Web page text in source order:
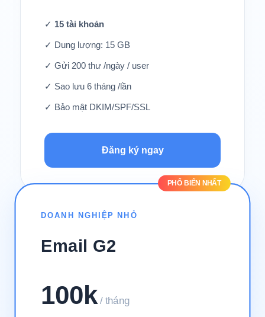
✓ 15 tài khoản
✓ Dung lượng: 15 GB
✓ Gửi 200 thư /ngày / user
✓ Sao lưu 6 tháng /lần
✓ Bảo mật DKIM/SPF/SSL
Đăng ký ngay
PHỔ BIẾN NHẤT
DOANH NGHIỆP NHỎ
Email G2
100k / tháng